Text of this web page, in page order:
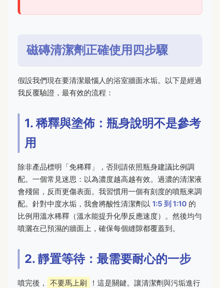
磁磚清潔劑正確使用四步驟
假設我們現在要清潔最惱人的浴室牆面水垢。以下是經過
我反覆驗證，最有效的流程：
1. 稀釋與塗佈：瓶身說明不是參考
用
除非產品標明「免稀釋」，否則請依照瓶身建議比例調
配。一個常見迷思：以為濃度越高越有效。過濃的清潔液
會殘留，反而更傷表面。我習慣用一個有刻度的噴瓶來調
配。針對中度水垢，我會將酸性清潔劑以 1:5 到 1:10 的
比例用溫水稀釋（溫水能提升化學反應速度）。然後均勻
噴灑在已預濕的牆面上，確保每個縫隙都覆蓋到。
2. 靜置等待：最需要耐心的一步
噴完後， 不要馬上刷
！這是關鍵。讓清潔劑與污垢進行